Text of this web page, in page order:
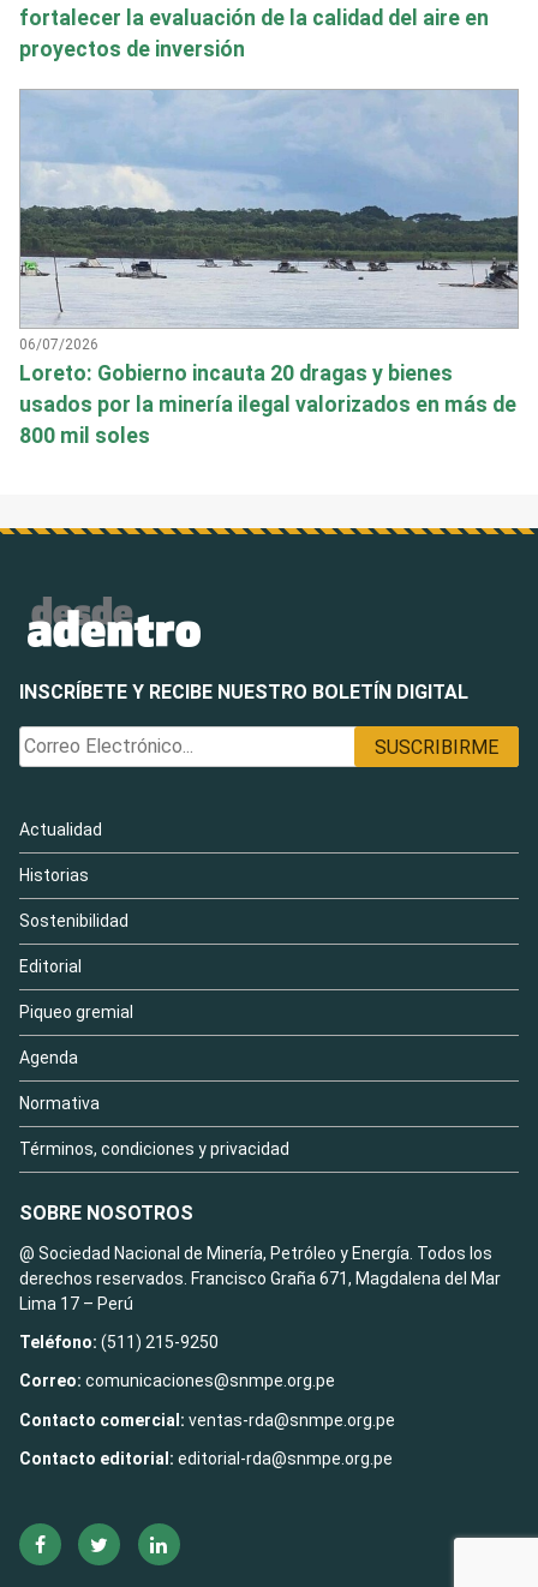
fortalecer la evaluación de la calidad del aire en
proyectos de inversión
06/07/2026
Loreto: Gobierno incauta 20 dragas y bienes
usados por la minería ilegal valorizados en más de
800 mil soles
INSCRÍBETE Y RECIBE NUESTRO BOLETÍN DIGITAL
Actualidad
Historias
Sostenibilidad
Editorial
Piqueo gremial
Agenda
Normativa
Términos, condiciones y privacidad
SOBRE NOSOTROS
@ Sociedad Nacional de Minería, Petróleo y Energía. Todos los
derechos reservados. Francisco Graña 671, Magdalena del Mar
Lima 17 – Perú
Teléfono: (511) 215-9250
Correo: comunicaciones@snmpe.org.pe
Contacto comercial: ventas-rda@snmpe.org.pe
Contacto editorial: editorial-rda@snmpe.org.pe